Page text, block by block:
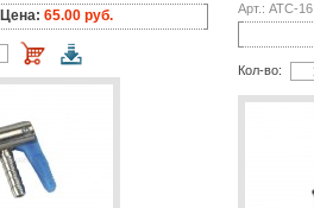
Цена: 65.00 руб. Арт.: АТС-16
Кол-во: